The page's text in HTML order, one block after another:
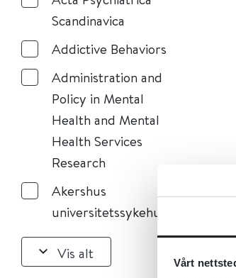
Vårt
Scandinavica
Addictive Behaviors
Administration and
Policy in Mental
Health and Mental
Health Services
Research
Akershus
universitetssykehus
Vis alt